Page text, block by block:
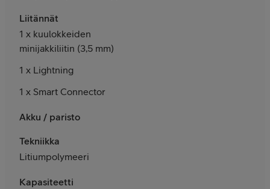
Liitännät
1 x kuulokkeiden
minijakkiliitin (3,5 mm)
1 x Lightning
1 x Smart Connector
Akku / paristo
Tekniikka
Litiumpolymeeri
Kapasiteetti